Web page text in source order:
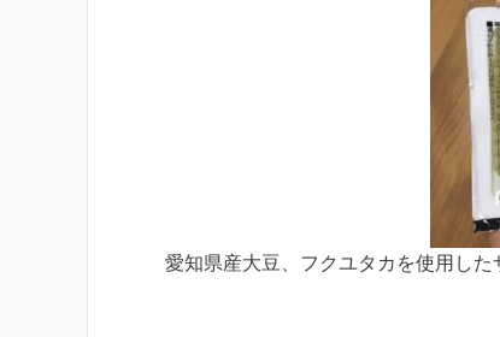
愛知県産大豆、フクユタカを使用した